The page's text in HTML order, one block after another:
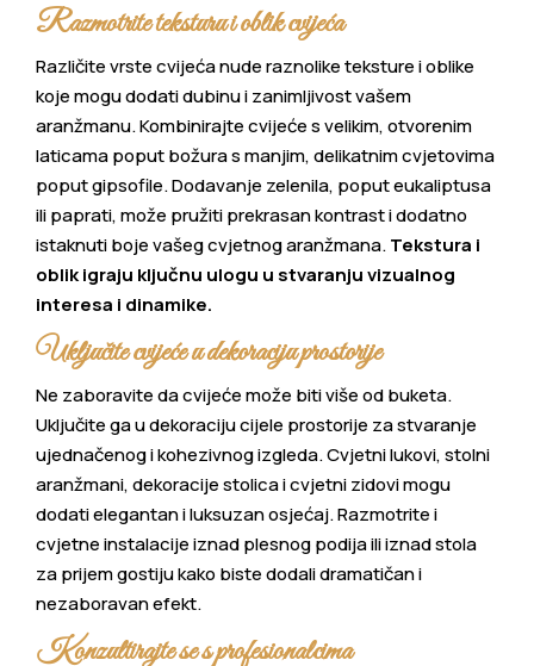
Razmotrite teksturu i oblik cvijeća
Različite vrste cvijeća nude raznolike teksture i oblike
koje mogu dodati dubinu i zanimljivost vašem
aranžmanu. Kombinirajte cvijeće s velikim, otvorenim
laticama poput božura s manjim, delikatnim cvjetovima
poput gipsofile. Dodavanje zelenila, poput eukaliptusa
ili paprati, može pružiti prekrasan kontrast i dodatno
istaknuti boje vašeg cvjetnog aranžmana.Tekstura i
oblik igraju ključnu ulogu u stvaranju vizualnog
interesa i dinamike.
Uključite cvijeće u dekoraciju prostorije
Ne zaboravite da cvijeće može biti više od buketa.
Uključite ga u dekoraciju cijele prostorije za stvaranje
ujednačenog i kohezivnog izgleda. Cvjetni lukovi, stolni
aranžmani, dekoracije stolica i cvjetni zidovi mogu
dodati elegantan i luksuzan osjećaj. Razmotrite i
cvjetne instalacije iznad plesnog podija ili iznad stola
za prijem gostiju kako biste dodali dramatičan i
nezaboravan efekt.
Konzultirajte se s profesionalcima